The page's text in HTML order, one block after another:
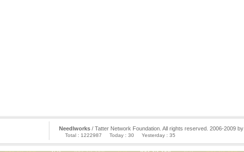
Needlworks / Tatter Network Foundation. All rights reserved. 2006-2009 by
Total : 1222987 Today : 30 Yesterday : 35